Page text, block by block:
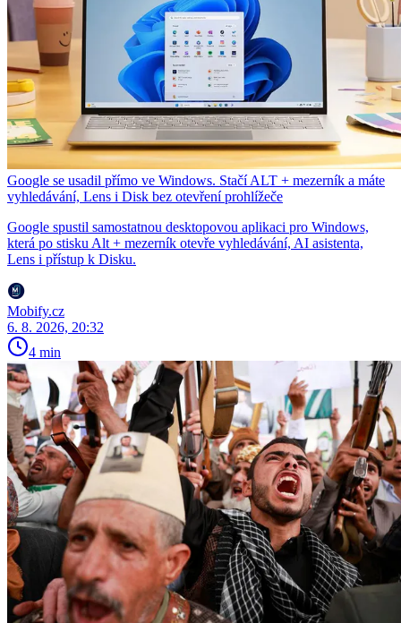
Google se usadil přímo ve Windows. Stačí ALT + mezerník a máte
vyhledávání, Lens i Disk bez otevření prohlížeče
Google spustil samostatnou desktopovou aplikaci pro Windows,
která po stisku Alt + mezerník otevře vyhledávání, AI asistenta,
Lens i přístup k Disku.
Mobify.cz
6. 8. 2026, 20:32
4 min